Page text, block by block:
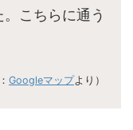
こちらに通う
Googleマップより）